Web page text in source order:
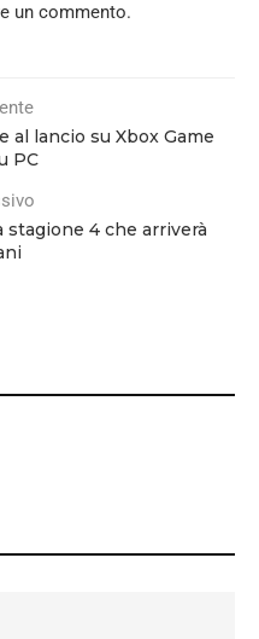
un commento.
al lancio su Xbox Game
PC
stagione 4 che arriverà